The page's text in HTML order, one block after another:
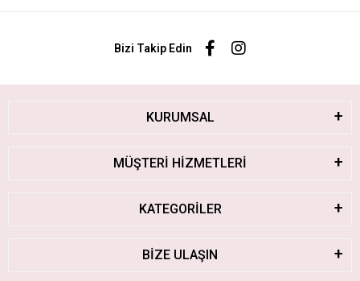
Bizi Takip Edin
KURUMSAL
MÜŞTERİ HİZMETLERİ
KATEGORİLER
BİZE ULAŞIN